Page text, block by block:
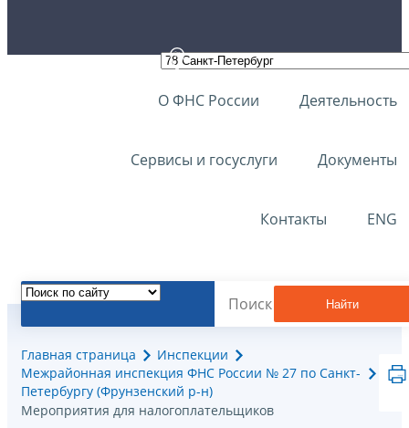
О ФНС России Деятельность
Сервисы и госуслуги Документы
Контакты ENG
Найти
Главная страница
Инспекции
Межрайонная инспекция ФНС России № 27 по Санкт-
Петербургу (Фрунзенский р-н)
Мероприятия для налогоплательщиков